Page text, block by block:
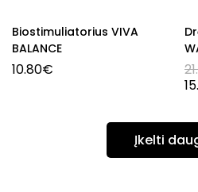
Biostimuliatorius VIVA
BALANCE
10.80€
Įkelti